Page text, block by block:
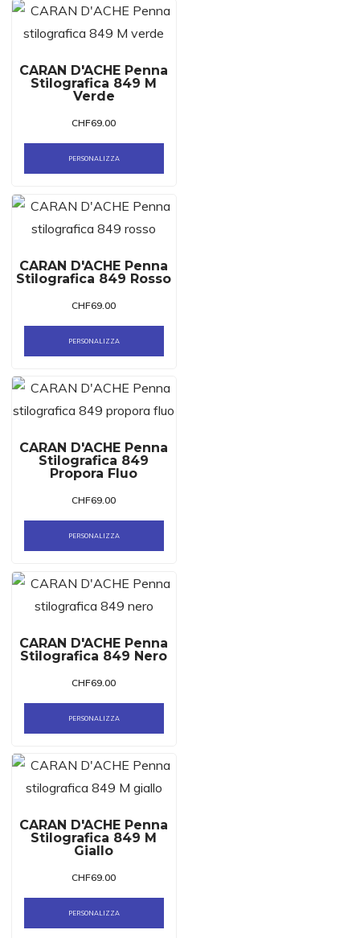
CARAN D'ACHE Penna
Stilografica 849 M
Verde
CHF69.00
PERSONALIZZA
CARAN D'ACHE Penna
Stilografica 849 Rosso
CHF69.00
PERSONALIZZA
CARAN D'ACHE Penna
Stilografica 849
Propora Fluo
CHF69.00
PERSONALIZZA
CARAN D'ACHE Penna
Stilografica 849 Nero
CHF69.00
PERSONALIZZA
CARAN D'ACHE Penna
Stilografica 849 M
Giallo
CHF69.00
PERSONALIZZA